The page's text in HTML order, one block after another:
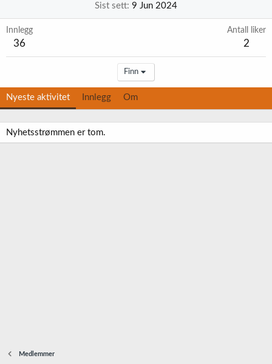
Sist sett 9 Jun 2024
Innlegg
36
Antall liker
2
Finn
Nyeste aktivitet Innlegg Om
Nyhetsstrømmen er tom.
Medlemmer